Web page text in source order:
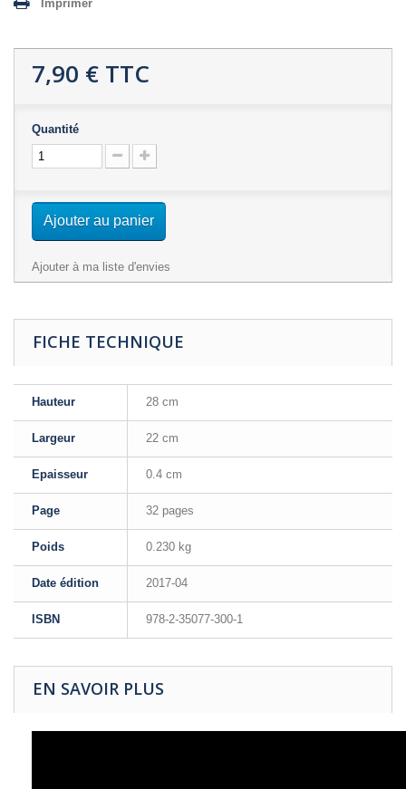
Imprimer
7,90 € TTC
Quantité
Ajouter au panier
Ajouter à ma liste d'envies
FICHE TECHNIQUE
Hauteur 28 cm
Largeur 22 cm
Epaisseur 0.4 cm
Page 32 pages
Poids 0.230 kg
Date édition 2017-04
ISBN 978-2-35077-300-1
EN SAVOIR PLUS